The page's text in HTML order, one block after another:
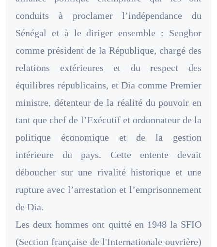
conduits à proclamer l’indépendance du
Sénégal et à le diriger ensemble : Senghor
comme président de la République, chargé des
relations extérieures et du respect des
équilibres républicains, et Dia comme Premier
ministre, détenteur de la réalité du pouvoir en
tant que chef de l’Exécutif et ordonnateur de la
politique économique et de la gestion
intérieure du pays. Cette entente devait
déboucher sur une rivalité historique et une
rupture avec l’arrestation et l’emprisonnement
de Dia.
Les deux hommes ont quitté en 1948 la SFIO
(Section française de l'Internationale ouvrière)